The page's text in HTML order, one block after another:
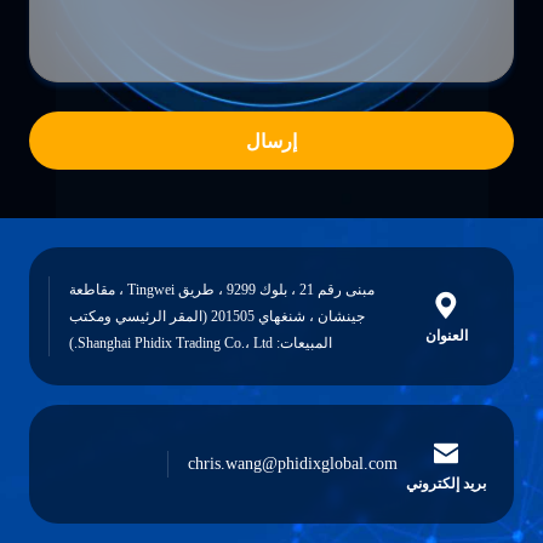
إرسال
العنوان
مبنى رقم 21 ، بلوك 9299 ، طريق Tingwei ، مقاطعة
جينشان ، شنغهاي 201505 (المقر الرئيسي ومكتب
المبيعات: Shanghai Phidix Trading Co.، Ltd.)
بريد إلكتروني
chris.wang@phidixglobal.com